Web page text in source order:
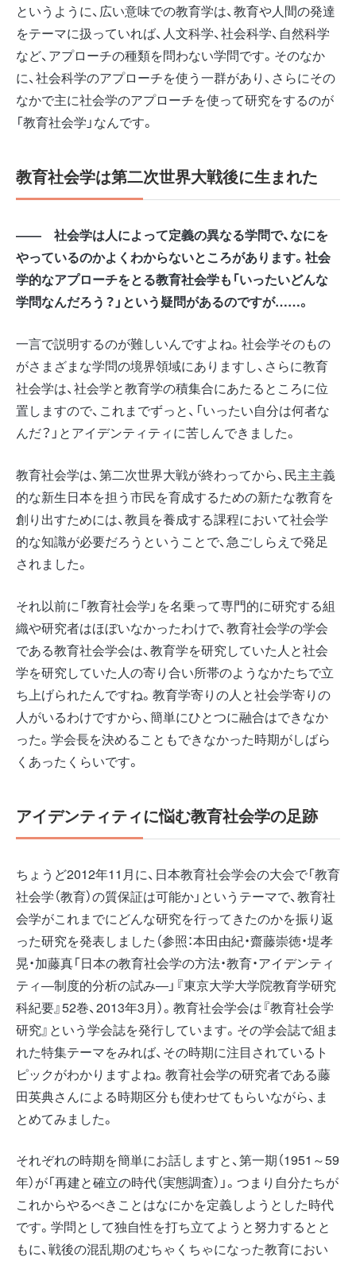
というように、広い意味での教育学は、教育や人間の発達
をテーマに扱っていれば、人文科学、社会科学、自然科学
など、アプローチの種類を問わない学問です。そのなか
に、社会科学のアプローチを使う一群があり、さらにその
なかで主に社会学のアプローチを使って研究をするのが
「教育社会学」なんです。
教育社会学は第二次世界大戦後に生まれた
―― 社会学は人によって定義の異なる学問で、なにを
やっているのかよくわからないところがあります。社会
学的なアプローチをとる教育社会学も「いったいどんな
学問なんだろう？」という疑問があるのですが……。
一言で説明するのが難しいんですよね。社会学そのもの
がさまざまな学問の境界領域にありますし、さらに教育
社会学は、社会学と教育学の積集合にあたるところに位
置しますので、これまでずっと、「いったい自分は何者な
んだ？」とアイデンティティに苦しんできました。
教育社会学は、第二次世界大戦が終わってから、民主主義
的な新生日本を担う市民を育成するための新たな教育を
創り出すためには、教員を養成する課程において社会学
的な知識が必要だろうということで、急ごしらえで発足
されました。
それ以前に「教育社会学」を名乗って専門的に研究する組
織や研究者はほぼいなかったわけで、教育社会学の学会
である教育社会学会は、教育学を研究していた人と社会
学を研究していた人の寄り合い所帯のようなかたちで立
ち上げられたんですね。教育学寄りの人と社会学寄りの
人がいるわけですから、簡単にひとつに融合はできなか
った。学会長を決めることもできなかった時期がしばら
くあったくらいです。
アイデンティティに悩む教育社会学の足跡
ちょうど2012年11月に、日本教育社会学会の大会で「教育
社会学（教育）の質保証は可能か」というテーマで、教育社
会学がこれまでにどんな研究を行ってきたのかを振り返
った研究を発表しました（参照：本田由紀・齋藤崇徳・堤孝
晃・加藤真「日本の教育社会学の方法・教育・アイデンティ
ティ―制度的分析の試み―」『東京大学大学院教育学研究
科紀要』52巻、2013年3月）。教育社会学会は『教育社会学
研究』という学会誌を発行しています。その学会誌で組ま
れた特集テーマをみれば、その時期に注目されているト
ピックがわかりますよね。教育社会学の研究者である藤
田英典さんによる時期区分も使わせてもらいながら、ま
とめてみました。
それぞれの時期を簡単にお話しますと、第一期（1951～59
年）が「再建と確立の時代（実態調査）」。つまり自分たちが
これからやるべきことはなにかを定義しようとした時代
です。学問として独自性を打ち立てようと努力するとと
もに、戦後の混乱期のむちゃくちゃになった教育におい